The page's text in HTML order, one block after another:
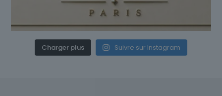
Charger plus Suivre sur Instagram